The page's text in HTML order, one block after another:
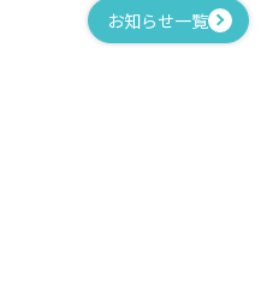
お知らせ一覧